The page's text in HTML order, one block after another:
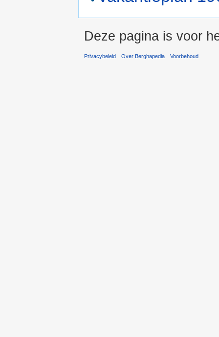
Deze pagina is voor
Privacybeleid Over Berghapedia Voorbehoud